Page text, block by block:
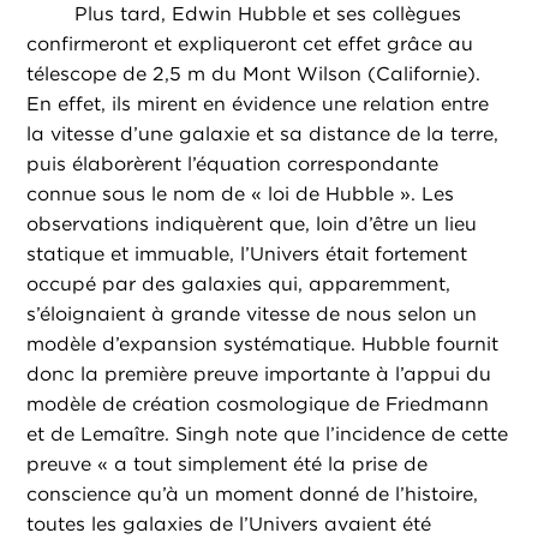
Plus tard, Edwin Hubble et ses collègues
confirmeront et expliqueront cet effet grâce au
télescope de 2,5 m du Mont Wilson (Californie).
En effet, ils mirent en évidence une relation entre
la vitesse d’une galaxie et sa distance de la terre,
puis élaborèrent l’équation correspondante
connue sous le nom de « loi de Hubble ». Les
observations indiquèrent que, loin d’être un lieu
statique et immuable, l’Univers était fortement
occupé par des galaxies qui, apparemment,
s’éloignaient à grande vitesse de nous selon un
modèle d’expansion systématique. Hubble fournit
donc la première preuve importante à l’appui du
modèle de création cosmologique de Friedmann
et de Lemaître. Singh note que l’incidence de cette
preuve « a tout simplement été la prise de
conscience qu’à un moment donné de l’histoire,
toutes les galaxies de l’Univers avaient été